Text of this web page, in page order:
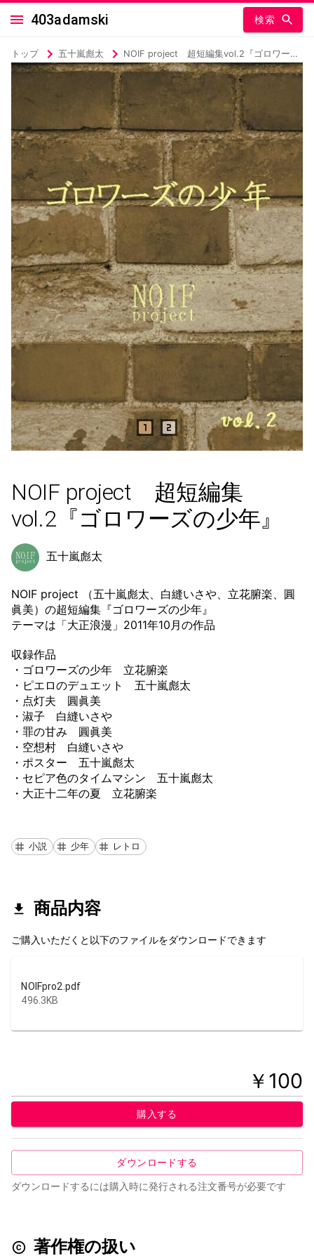
403adamski 検索
トップ 五十嵐彪太 NOIF project 超短編集vol.2『ゴロワーズの少年』
NOIF project 超短編集
vol.2『ゴロワーズの少年』
五十嵐彪太
NOIF project （五十嵐彪太、白縫いさや、立花腑楽、圓
眞美）の超短編集『ゴロワーズの少年』
テーマは「大正浪漫」2011年10月の作品
収録作品
・ゴロワーズの少年 立花腑楽
・ピエロのデュエット 五十嵐彪太
・点灯夫 圓眞美
・淑子 白縫いさや
・罪の甘み 圓眞美
・空想村 白縫いさや
・ポスター 五十嵐彪太
・セピア色のタイムマシン 五十嵐彪太
・大正十二年の夏 立花腑楽
小説 少年 レトロ
商品内容
ご購入いただくと以下のファイルをダウンロードできます
NOIFpro2.pdf
496.3KB
￥ 100
購入する
ダウンロードする
ダウンロードするには購入時に発行される注文番号が必要です
著作権の扱い